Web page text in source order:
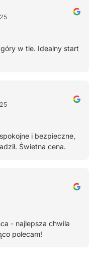
w tle. Idealny start
i bezpieczne,
Świetna cena.
- najlepsza chwila
polecam!